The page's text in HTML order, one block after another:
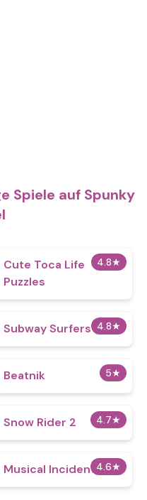
Spiele auf Spunky
4.8★
Cute Toca Life
Puzzles
4.8★
Subway Surfers
5★
Beatnik
4.7★
Snow Rider 2
4.6★
Musical Incidents